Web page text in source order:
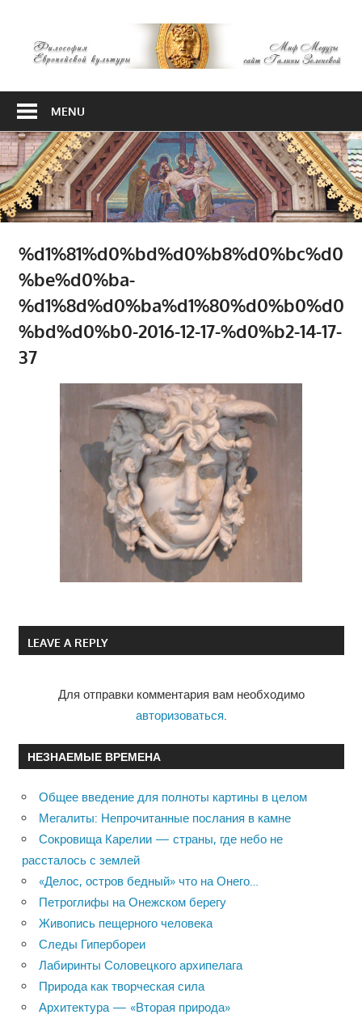
content
Европейской
MENU
%d1%81%d0%bd%d0%b8%d0%bc%d0
%be%d0%ba-
%d1%8d%d0%ba%d1%80%d0%b0%d0
%bd%d0%b0-2016-12-17-%d0%b2-14-17-
37
LEAVE A REPLY
Для отправки комментария вам необходимо
авторизоваться.
НЕЗНАЕМЫЕ ВРЕМЕНА
Общее введение для полноты картины в целом
Мегалиты: Непрочитанные послания в камне
Сокровища Карелии — страны, где небо не
рассталось с землей
«Делос, остров бедный» что на Онего…
Петроглифы на Онежском берегу
Живопись пещерного человека
Следы Гипербореи
Лабиринты Соловецкого архипелага
Природа как творческая сила
Архитектура — «Вторая природа»